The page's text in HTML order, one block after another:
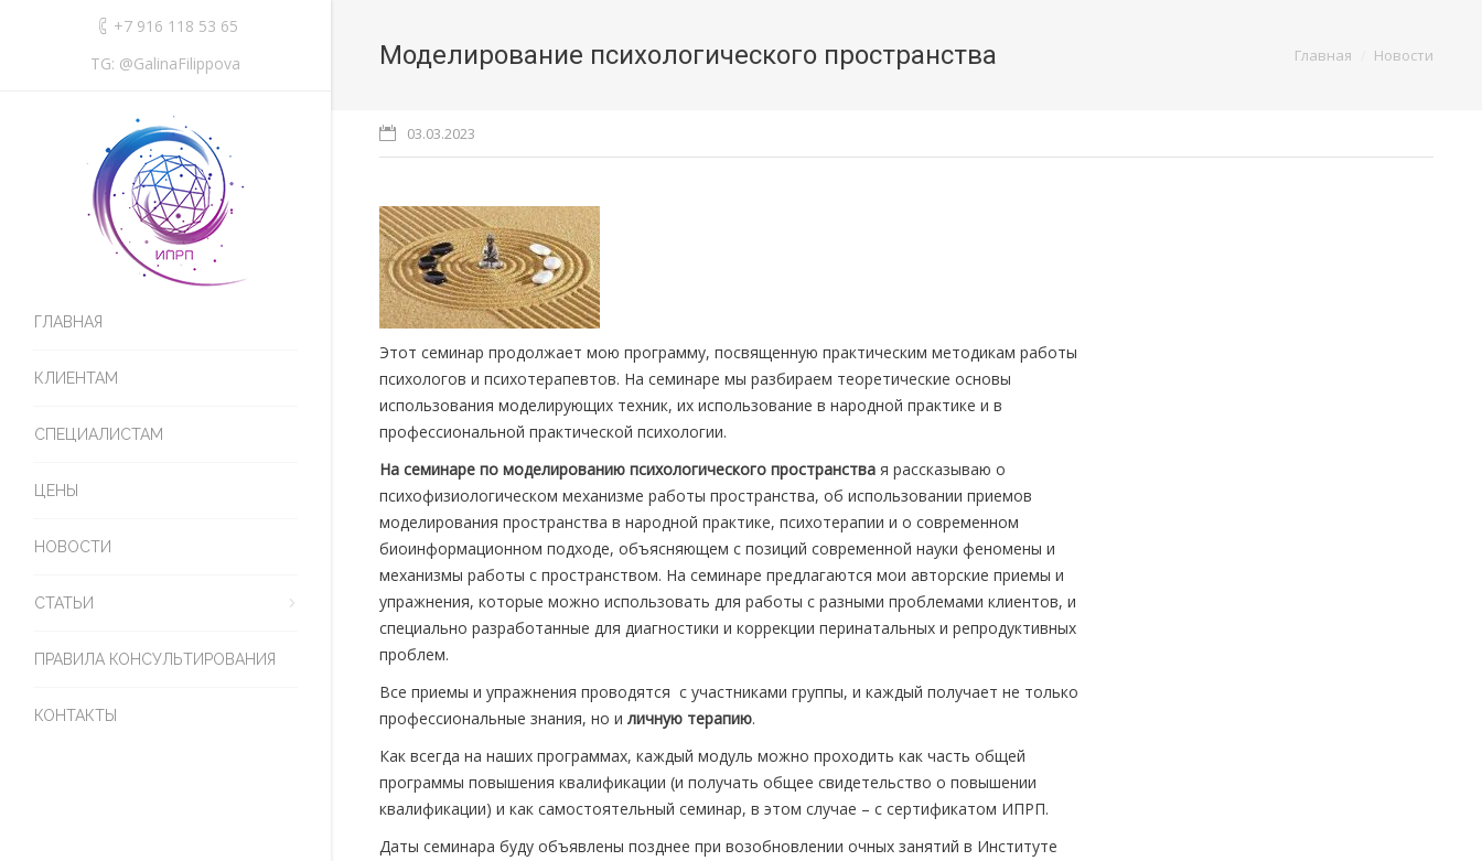
+7 916 118 53 65
TG: @GalinaFilippova
ГЛАВНАЯ
КЛИЕНТАМ
СПЕЦИАЛИСТАМ
ЦЕНЫ
НОВОСТИ
СТАТЬИ
ПРАВИЛА КОНСУЛЬТИРОВАНИЯ
КОНТАКТЫ
Моделирование психологического пространства You are here:
Главная Новости
03.03.2023
Этот семинар продолжает мою программу, посвященную практическим методикам работы
психологов и психотерапевтов. На семинаре мы разбираем теоретические основы
использования моделирующих техник, их использование в народной практике и в
профессиональной практической психологии.
На семинаре по моделированию психологического пространства я рассказываю о
психофизиологическом механизме работы пространства, об использовании приемов
моделирования пространства в народной практике, психотерапии и о современном
биоинформационном подходе, объясняющем с позиций современной науки феномены и
механизмы работы с пространством. На семинаре предлагаются мои авторские приемы и
упражнения, которые можно использовать для работы с разными проблемами клиентов, и
специально разработанные для диагностики и коррекции перинатальных и репродуктивных
проблем.
Все приемы и упражнения проводятся с участниками группы, и каждый получает не только
профессиональные знания, но и личную терапию.
Как всегда на наших программах, каждый модуль можно проходить как часть общей
программы повышения квалификации (и получать общее свидетельство о повышении
квалификации) и как самостоятельный семинар, в этом случае – с сертификатом ИПРП.
Даты семинара буду объявлены позднее при возобновлении очных занятий в Институте